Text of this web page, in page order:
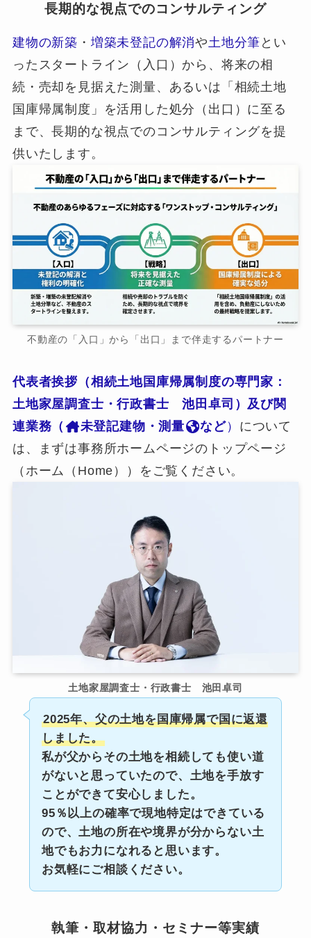
長期的な視点でのコンサルティング
建物の新築 ・ 増築未登記の解消や 土地分筆 とい
ったスタートライン（入口）から、将来の相
続・売却を見据えた測量、あるいは「相続土地
国庫帰属制度」を活用した処分（出口）に至る
まで、長期的な視点でのコンサルティングを提
供いたします。
不動産の「入口」から「出口」まで伴走するパートナー
代表者挨拶（相続土地国庫帰属制度の専門家：
土地家屋調査士・行政書士 池田卓司）及び関
連業務（
未登記建物・測量 など） について
は、まずは事務所ホームページのトップページ
（ホーム（Home））をご覧ください。
土地家屋調査士・行政書士 池田卓司
2025年、父の土地を国庫帰属で国に返還
しました。
私が父からその土地を相続しても使い道
がないと思っていたので、土地を手放す
ことができて安心しました。
95％以上の確率で現地特定はできている
ので、土地の所在や境界が分からない土
地でもお力になれると思います。
お気軽にご相談ください。
執筆・取材協力・セミナー等実績